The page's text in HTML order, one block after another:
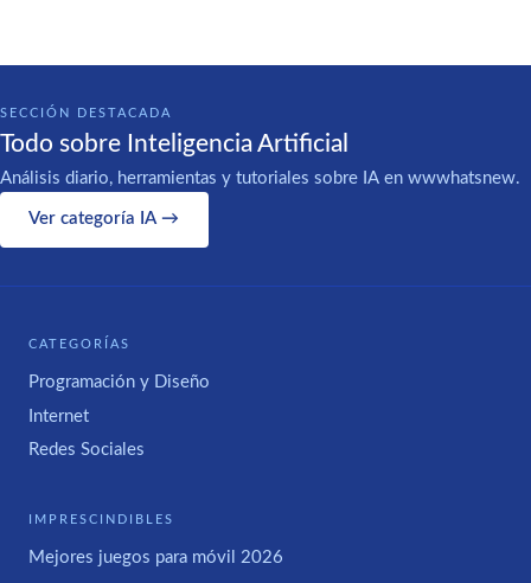
SECCIÓN DESTACADA
Todo sobre Inteligencia Artificial
Análisis diario, herramientas y tutoriales sobre IA en wwwhatsnew.
Ver categoría IA →
CATEGORÍAS
Programación y Diseño
Internet
Redes Sociales
IMPRESCINDIBLES
Mejores juegos para móvil 2026